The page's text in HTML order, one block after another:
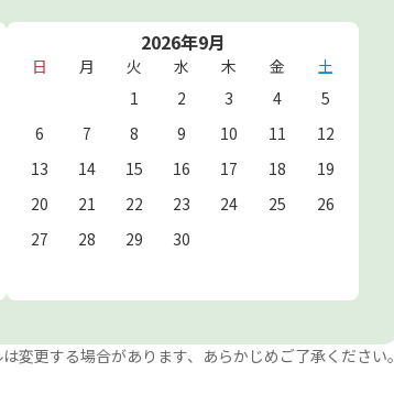
2026年9月
日 月 火 水 木 金
土
1
2 3 4
5
6
7 8 9 10 11
12
13
14 15 16 17 18
19
20
21 22 23 24 25
26
27
28 29 30
変更する場合があります、あらかじめご了承ください。